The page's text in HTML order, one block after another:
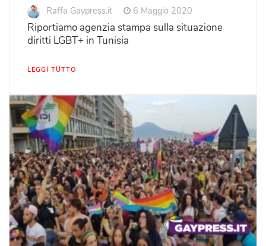
Raffa Gaypress.it 6 Maggio 2020
Riportiamo agenzia stampa sulla situazione
diritti LGBT+ in Tunisia
LEGGI TUTTO